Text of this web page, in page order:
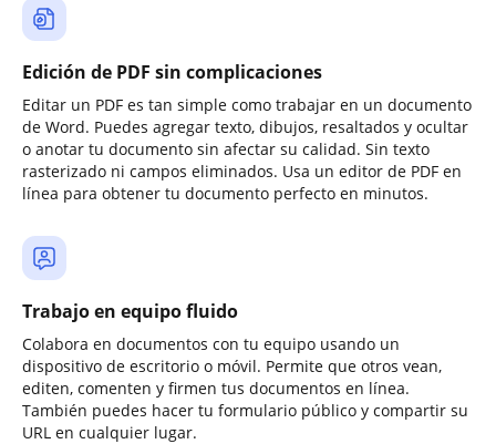
Edición de PDF sin complicaciones
Editar un PDF es tan simple como trabajar en un documento
de Word. Puedes agregar texto, dibujos, resaltados y ocultar
o anotar tu documento sin afectar su calidad. Sin texto
rasterizado ni campos eliminados. Usa un editor de PDF en
línea para obtener tu documento perfecto en minutos.
Trabajo en equipo fluido
Colabora en documentos con tu equipo usando un
dispositivo de escritorio o móvil. Permite que otros vean,
editen, comenten y firmen tus documentos en línea.
También puedes hacer tu formulario público y compartir su
URL en cualquier lugar.